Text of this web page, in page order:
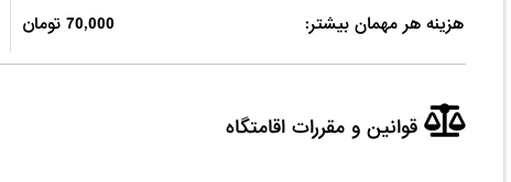
هزینه هر مهمان بیشتر: 70,000 تومان
قوانین و مقررات اقامتگاه